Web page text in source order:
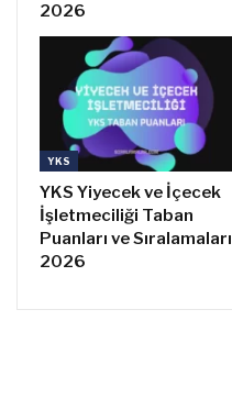
2026
YKS
YKS Yiyecek ve İçecek
İşletmeciliği Taban
Puanları ve Sıralamaları
2026